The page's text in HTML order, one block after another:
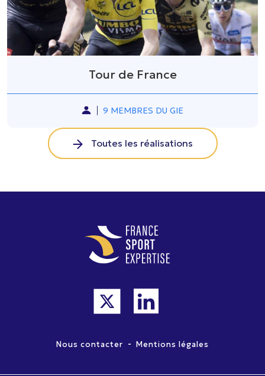
Tour de France
9 MEMBRES DU GIE
Toutes les réalisations
Nous contacter - Mentions légales